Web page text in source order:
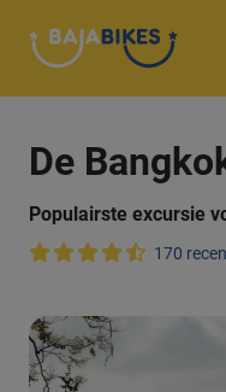
De
Populairste excursie
170